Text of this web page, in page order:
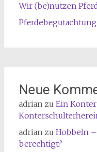
Wir (be)nutzen
Neue
adrian zu Ein
adrian zu Hobbeln
berechtigt?